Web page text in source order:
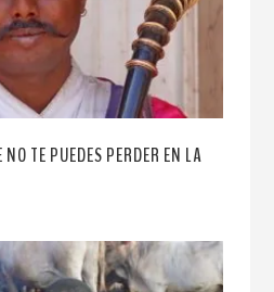
TE PUEDES PERDER EN LA